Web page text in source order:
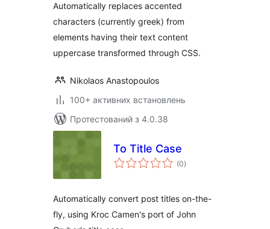
Automatically replaces accented
characters (currently greek) from
elements having their text content
uppercase transformed through CSS.
Nikolaos Anastopoulos
100+ активних встановлень
Протестований з 4.0.38
To Title Case
(0загальний
рейтинг
)
Automatically convert post titles on-the-
fly, using Kroc Camen's port of John